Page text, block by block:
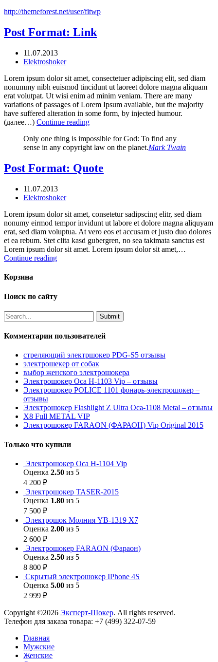
http://themeforest.net/user/fitwp
Post Format: Link
11.07.2013
Elektroshoker
Lorem ipsum dolor sit amet, consectetuer adipiscing elit, sed diam
nonummy nibh euismod tincidunt ut laoreet dolore magna aliquam
erat volutpat. Ut wisi enim ad minim veniam. There are many
variations of passages of Lorem Ipsum available, but the majority
have suffered alteration in some form, by injected humour.
(далее…) Continue reading
Only one thing is impossible for God: To find any
sense in any copyright law on the planet.Mark Twain
Post Format: Quote
11.07.2013
Elektroshoker
Lorem ipsum dolor sit amet, consetetur sadipscing elitr, sed diam
nonumy eirmod tempor invidunt ut labore et dolore magna aliquyam
erat, sed diam voluptua. At vero eos et accusam et justo duo dolores
et ea rebum. Stet clita kasd gubergren, no sea takimata sanctus est
Lorem ipsum dolor sit amet. Lorem ipsum dolor sit amet,…
Continue reading
Корзина
Поиск по сайту
Комментарии пользователей
стреляющий электршокер PDG-S5 отзывы
электрошекер от собак
выбор женского электрошокера
Электрошокер Оса H-1103 Vip – отзывы
Электрошокер POLICE 1101 фонарь-электрошокер –
отзывы
Электрошокер Flashlight Z Ultra Оса-1108 Metal – отзывы
Х8 Full METAL VIP
Электрошокер FARAON (ФАРАОН) Vip Original 2015
Только что купили
Электрошокер Оса H-1104 Vip
Оценка 2.50 из 5
4 200 ₽
Электрошокер TASER-2015
Оценка 1.80 из 5
7 500 ₽
Электрошок Молния YB-1319 Х7
Оценка 2.00 из 5
2 600 ₽
Электрошокер FARAON (Фараон)
Оценка 2.50 из 5
8 800 ₽
Скрытый электрошокер IPhone 4S
Оценка 5.00 из 5
2 999 ₽
Copyright ©2026 Эксперт-Шокер. All rights reserved.
Телефон для заказа товара: +7 (499) 322-07-59
Главная
Мужские
Женские